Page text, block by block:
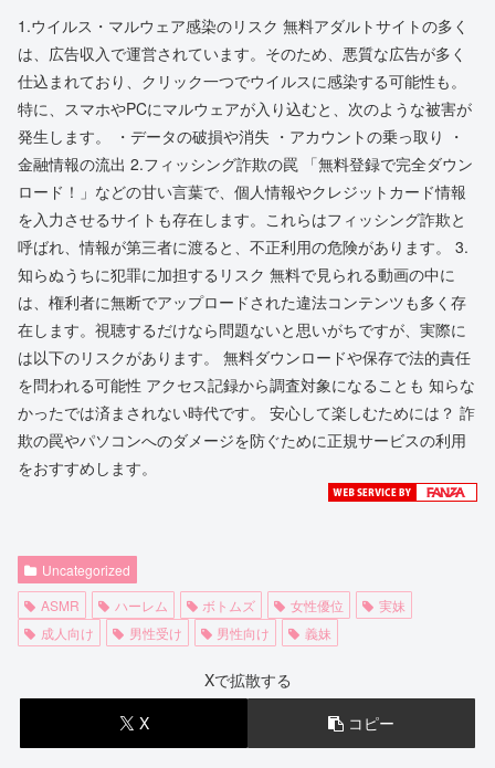
1.ウイルス・マルウェア感染のリスク 無料アダルトサイトの多く
は、広告収入で運営されています。そのため、悪質な広告が多く
仕込まれており、クリック一つでウイルスに感染する可能性も。
特に、スマホやPCにマルウェアが入り込むと、次のような被害が
発生します。 ・データの破損や消失 ・アカウントの乗っ取り ・
金融情報の流出 2.フィッシング詐欺の罠 「無料登録で完全ダウン
ロード！」などの甘い言葉で、個人情報やクレジットカード情報
を入力させるサイトも存在します。これらはフィッシング詐欺と
呼ばれ、情報が第三者に渡ると、不正利用の危険があります。 3.
知らぬうちに犯罪に加担するリスク 無料で見られる動画の中に
は、権利者に無断でアップロードされた違法コンテンツも多く存
在します。視聴するだけなら問題ないと思いがちですが、実際に
は以下のリスクがあります。 無料ダウンロードや保存で法的責任
を問われる可能性 アクセス記録から調査対象になることも 知らな
かったでは済まされない時代です。 安心して楽しむためには？ 詐
欺の罠やパソコンへのダメージを防ぐために正規サービスの利用
をおすすめします。
Uncategorized
ASMR
ハーレム ボトムズ 女性優位
実妹
成人向け
男性受け 男性向け 義妹
Xで拡散する
X
コピー